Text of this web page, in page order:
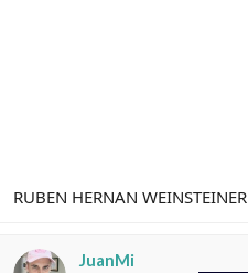
RUBEN HERNAN WEINSTEINER
JuanMi